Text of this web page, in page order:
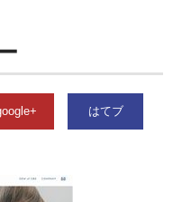
はてブ